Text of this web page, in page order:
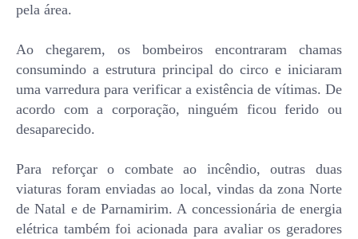
pela área.
Ao chegarem, os bombeiros encontraram chamas
consumindo a estrutura principal do circo e iniciaram
uma varredura para verificar a existência de vítimas. De
acordo com a corporação, ninguém ficou ferido ou
desaparecido.
Para reforçar o combate ao incêndio, outras duas
viaturas foram enviadas ao local, vindas da zona Norte
de Natal e de Parnamirim. A concessionária de energia
elétrica também foi acionada para avaliar os geradores